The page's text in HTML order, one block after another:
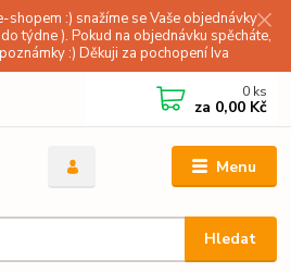
shopem :) snažíme se Vaše objednávky
týdne ). Pokud na objednávku spěcháte,
:) Děkuji za pochopení Iva
Menu
Hledat
0 ks
za 0,00 Kč